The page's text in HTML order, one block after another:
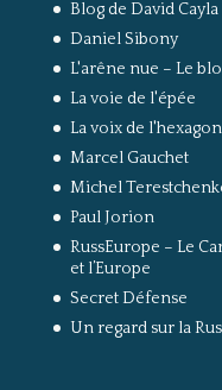
Blog de David Cayla
Daniel Sibony
L'arêne nue – Le
La voie de l'épée
La voix de
Marcel Gauchet
Michel
Paul Jorion
RussEurope – Le
et l’Europe
Secret Défense
Un regard sur la